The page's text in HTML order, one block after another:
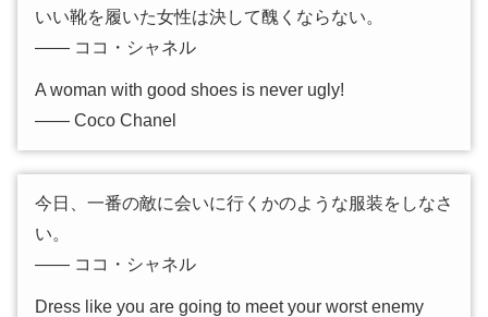
いい靴を履いた女性は決して醜くならない。
―― ココ・シャネル
A woman with good shoes is never ugly!
―― Coco Chanel
今日、一番の敵に会いに行くかのような服装をしなさ
い。
―― ココ・シャネル
Dress like you are going to meet your worst enemy